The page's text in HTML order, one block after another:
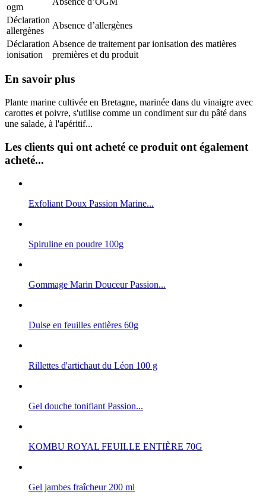
ogm
Déclaration
allergènes
Absence d’allergènes
Déclaration
ionisation
Absence de traitement par ionisation des matières
premières et du produit
En savoir plus
Plante marine cultivée en Bretagne, marinée dans du vinaigre avec
carottes et poivre, s'utilise comme un condiment sur du pâté dans
une salade, à l'apéritif...
Les clients qui ont acheté ce produit ont également
acheté...
Exfoliant Doux Passion Marine...
Spiruline en poudre 100g
Gommage Marin Douceur Passion...
Dulse en feuilles entières 60g
Rillettes d'artichaut du Léon 100 g
Gel douche tonifiant Passion...
KOMBU ROYAL FEUILLE ENTIÈRE 70G
Gel jambes fraîcheur 200 ml